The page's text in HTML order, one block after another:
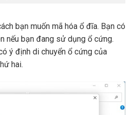
bạn muốn mã hóa ổ đĩa. Bạn có
nếu bạn đang sử dụng ổ cứng.
ý định di chuyển ổ cứng của
hai.